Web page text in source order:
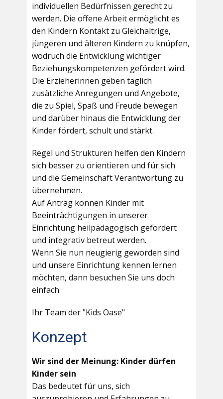
individuellen Bedürfnissen gerecht zu
werden. Die offene Arbeit ermöglicht es
den Kindern Kontakt zu Gleichaltrige,
jüngeren und älteren Kindern zu knüpfen,
wodruch die Entwicklung wichtiger
Beziehungskompetenzen gefördert wird.
Die Erzieherinnen geben täglich
zusätzliche Anregungen und Angebote,
die zu Spiel, Spaß und Freude bewegen
und darüber hinaus die Entwicklung der
Kinder fördert, schult und stärkt.
Regel und Strukturen helfen den Kindern
sich besser zu orientieren und für sich
und die Gemeinschaft Verantwortung zu
übernehmen.
Auf Antrag können Kinder mit
Beeinträchtigungen in unserer
Einrichtung heilpädagogisch gefördert
und integrativ betreut werden.
Wenn Sie nun neugierig geworden sind
und unsere Einrichtung kennen lernen
möchten, dann besuchen Sie uns doch
einfach
Ihr Team der "Kids Oase"
Konzept
Wir sind der Meinung: Kinder dürfen
Kinder sein
Das bedeutet für uns, sich